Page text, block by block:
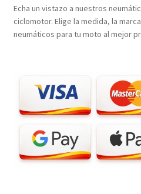
Echa un vistazo a nuestros
ciclomotor. Elige la medida, la
neumáticos para tu moto al mejor